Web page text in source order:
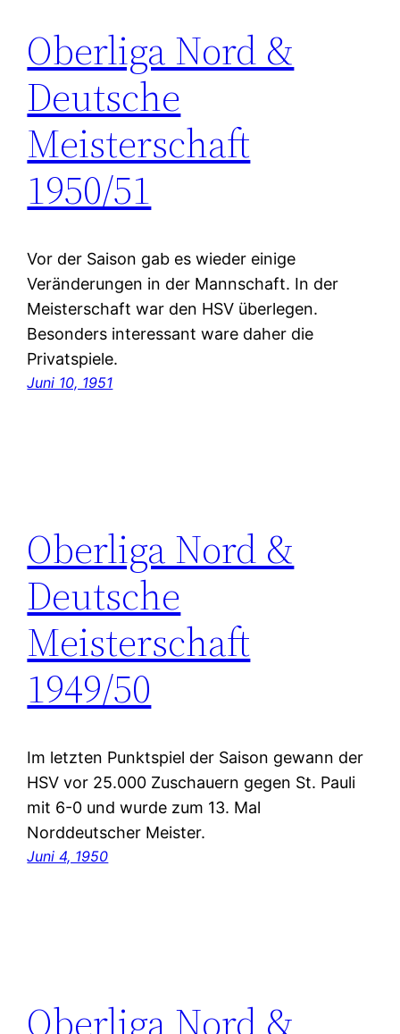
Oberliga Nord &
Deutsche
Meisterschaft
1950/51
Vor der Saison gab es wieder einige
Veränderungen in der Mannschaft. In der
Meisterschaft war den HSV überlegen.
Besonders interessant ware daher die
Privatspiele.
Juni 10, 1951
Oberliga Nord &
Deutsche
Meisterschaft
1949/50
Im letzten Punktspiel der Saison gewann der
HSV vor 25.000 Zuschauern gegen St. Pauli
mit 6-0 und wurde zum 13. Mal
Norddeutscher Meister.
Juni 4, 1950
Oberliga Nord &